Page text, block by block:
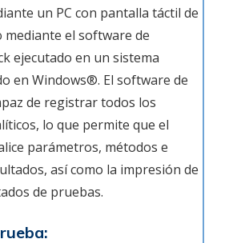
un PC con pantalla táctil de
mediante el software de
ejecutado en un sistema
en Windows®. El software de
de registrar todos los
lo que permite que el
parámetros, métodos e
así como la impresión de
de pruebas.